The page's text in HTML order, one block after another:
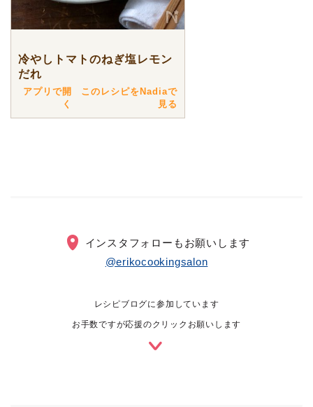
冷やしトマトのねぎ塩レモン
だれ
アプリで開
く
このレシピをNadiaで
見る
インスタフォローもお願いします
@erikocookingsalon
レシピブログに参加しています
お手数ですが応援のクリックお願いします